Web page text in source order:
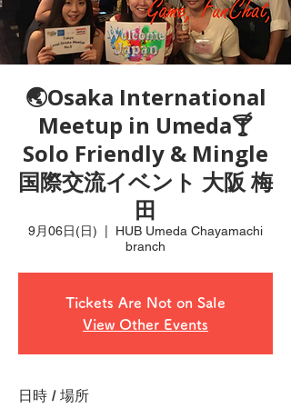
🌏Osaka International
Meetup in Umeda🍸
Solo Friendly & Mingle
国際交流イベント 大阪 梅
田
9月06日(日)
HUB Umeda Chayamachi
branch
Tickets Are Not on Sale
View Other Events
日時 / 場所